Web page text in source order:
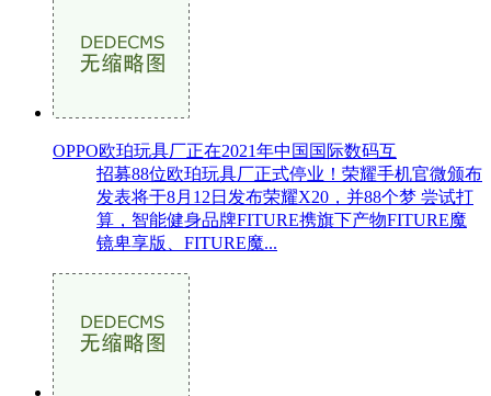
OPPO欧珀玩具厂正在2021年中国国际数码互
招募88位欧珀玩具厂正式停业！荣耀手机官微颁布
发表将于8月12日发布荣耀X20，并88个梦 尝试打
算，智能健身品牌FITURE携旗下产物FITURE魔
镜卑享版、FITURE魔...